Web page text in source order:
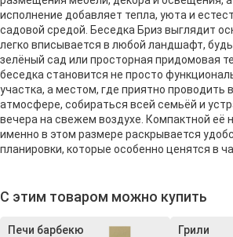
исполнение добавляет тепла, уюта и
садовой средой. Беседка Бриз выглядит
легко вписывается в любой ландшафт,
зелёный сад или просторная придомовая
беседка становится не просто
участка, а местом, где приятно проводить
атмосфере, собираться всей семьёй и
вечера на свежем воздухе. Компактной её
именно в этом размере раскрывается
планировки, которые особенно ценятся в
С этим товаром можно купить
Печи барбекю Грили